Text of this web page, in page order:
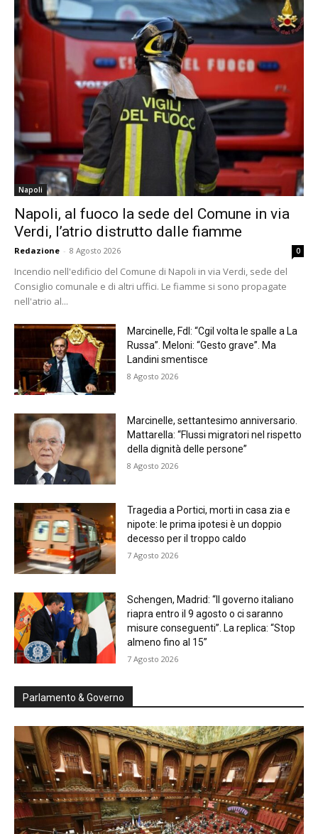
Napoli
Napoli, al fuoco la sede del Comune in via
Verdi, l’atrio distrutto dalle fiamme
Redazione - 8 Agosto 2026 0
Incendio nell'edificio del Comune di Napoli in via Verdi, sede del
Consiglio comunale e di altri uffici. Le fiamme si sono propagate
nell'atrio al...
Marcinelle, FdI: “Cgil volta le spalle a La
Russa”. Meloni: “Gesto grave”. Ma
Landini smentisce
8 Agosto 2026
Marcinelle, settantesimo anniversario.
Mattarella: “Flussi migratori nel rispetto
della dignità delle persone”
8 Agosto 2026
Tragedia a Portici, morti in casa zia e
nipote: le prima ipotesi è un doppio
decesso per il troppo caldo
7 Agosto 2026
Schengen, Madrid: “Il governo italiano
riapra entro il 9 agosto o ci saranno
misure conseguenti”. La replica: “Stop
almeno fino al 15”
7 Agosto 2026
Parlamento & Governo